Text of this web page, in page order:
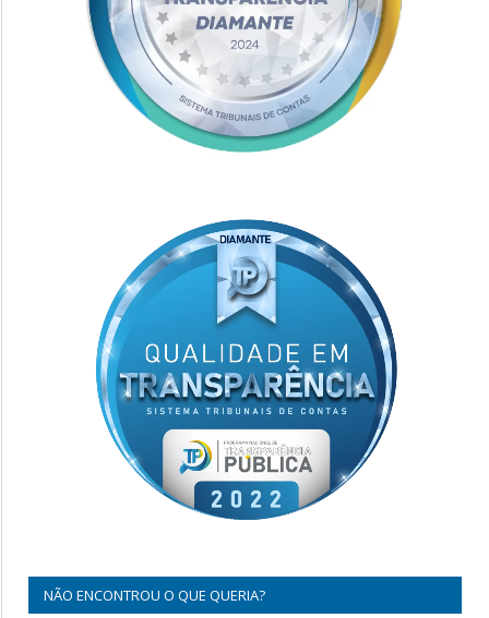
NÃO ENCONTROU O QUE QUERIA?